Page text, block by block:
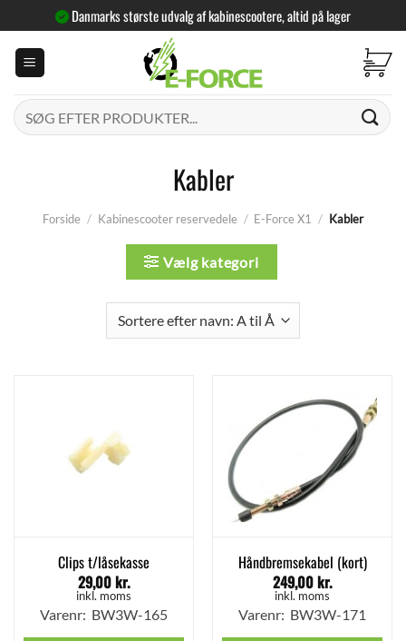
til
indhold
Danmarks største udvalg af kabinescootere, altid på lager
Søg
efter:
Kabler
Forside / Kabinescooter reservedele / E-Force X1 / Kabler
Vælg kategori
Clips t/låsekasse
29,00kr.
inkl. moms
Varenr: BW3W-165
Håndbremsekabel (kort)
249,00kr.
inkl. moms
Varenr: BW3W-171